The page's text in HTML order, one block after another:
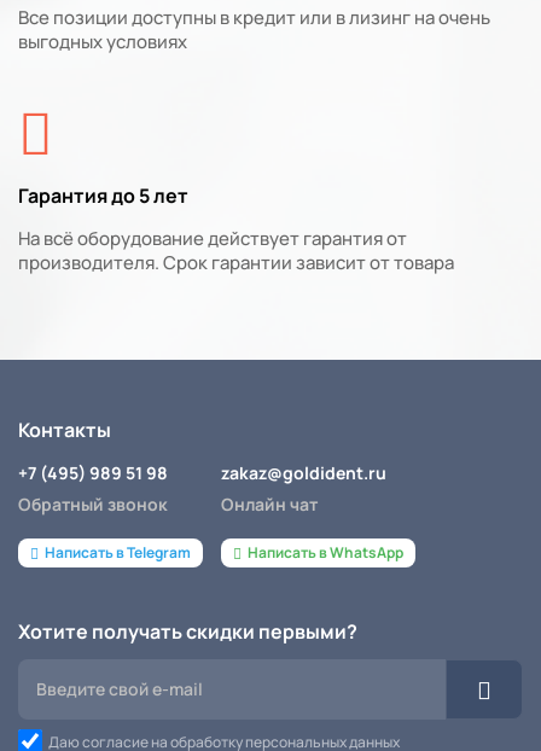
Все позиции доступны в кредит или в лизинг на очень
выгодных условиях
Гарантия до 5 лет
На всё оборудование действует гарантия от
производителя. Срок гарантии зависит от товара
Контакты
+7 (495) 989 51 98
Обратный звонок
Написать в Telegram
zakaz@goldident.ru
Онлайн чат
Написать в WhatsApp
Хотите получать скидки первыми?
Даю согласие на обработку персональных данных